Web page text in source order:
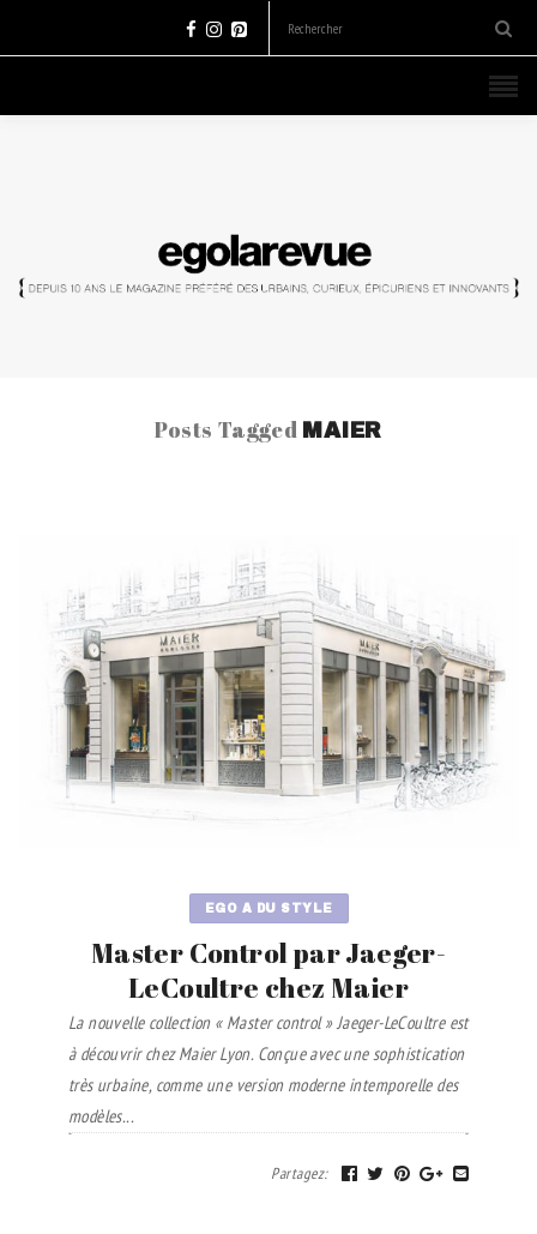
Posts Tagged MAIER
EGO A DU STYLE
Master Control par Jaeger-
LeCoultre chez Maier
La nouvelle collection « Master control » Jaeger-LeCoultre est
à découvrir chez Maier Lyon. Conçue avec une sophistication
très urbaine, comme une version moderne intemporelle des
modèles...
Partagez: